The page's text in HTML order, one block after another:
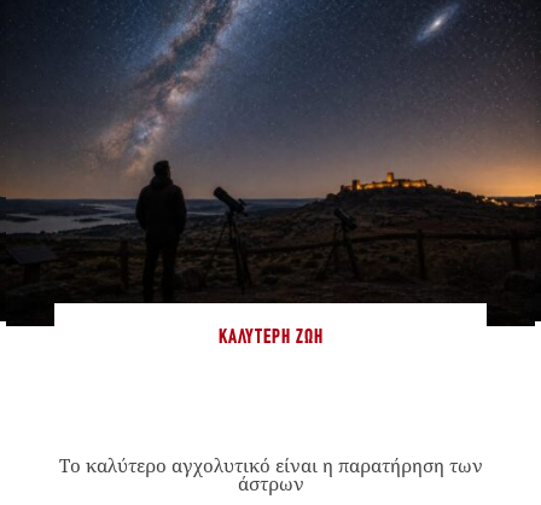
ΚΑΛΎΤΕΡΗ ΖΩΉ
Το καλύτερο αγχολυτικό είναι η παρατήρηση των
άστρων